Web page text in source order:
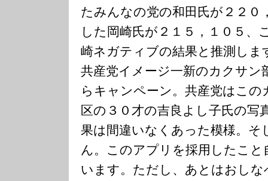
たみんなの党の和田氏が２２０
した岡崎氏が２１５，１０５、
崎ネガティブの結果と推測しま
共産党イメージ一新のカクサン
らキャンペーン。共産党はこの
区の３０才の吉良よし子氏の写
果は間違いなくあった模様。そ
ん。このアプリを採用したこ
います。ただし、あとはおし